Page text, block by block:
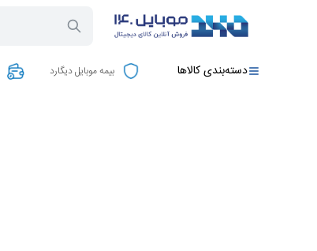
دسته‌بندی کالاها بیمه موبایل دیگارد